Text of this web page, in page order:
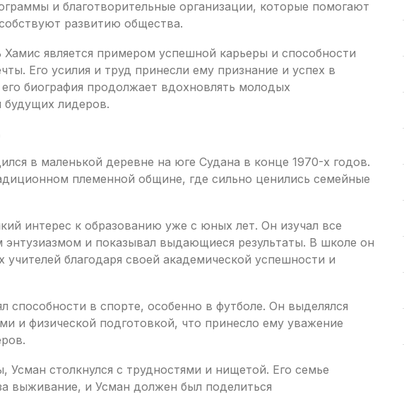
и благотворительные организации, которые помогают
развитию общества.
Хамис является примером успешной карьеры и способности
Его усилия и труд принесли ему признание и успех в
биография продолжает вдохновлять молодых
будущих лидеров.
в маленькой деревне на юге Судана в конце 1970-х годов.
племенной общине, где сильно ценились семейные
интерес к образованию уже с юных лет. Он изучал все
и показывал выдающиеся результаты. В школе он
учителей благодаря своей академической успешности и
способности в спорте, особенно в футболе. Он выделялся
и физической подготовкой, что принесло ему уважение
столкнулся с трудностями и нищетой. Его семье
выживание, и Усман должен был поделиться